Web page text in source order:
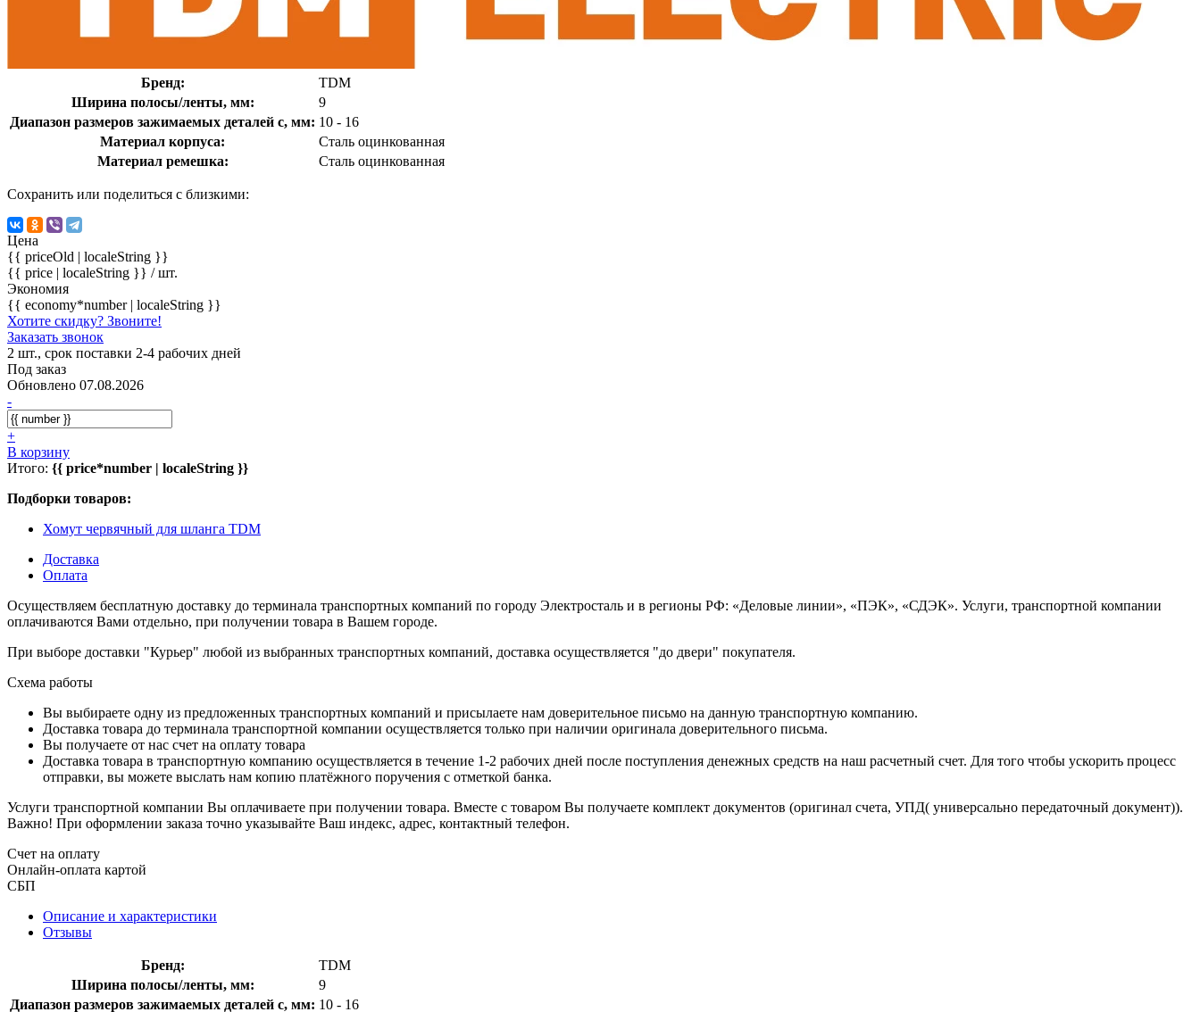
Бренд:
TDM
Ширина полосы/ленты, мм:
9
Диапазон размеров зажимаемых деталей с, мм: 10 - 16
Материал корпуса:
Сталь оцинкованная
Материал ремешка:
Сталь оцинкованная
Сохранить или поделиться с близкими:
Цена
{{ priceOld | localeString }}
{{ price | localeString }} / шт.
Экономия
{{ economy*number | localeString }}
Хотите скидку? Звоните!
Заказать звонок
2 шт., срок поставки 2-4 рабочих дней
Под заказ
Обновлено 07.08.2026
-
+
В корзину
Итого: {{ price*number | localeString }}
Подборки товаров:
Хомут червячный для шланга TDM
Доставка
Оплата
Осуществляем бесплатную доставку до терминала транспортных компаний по городу Электросталь и в регионы РФ: «Деловые линии», «ПЭК», «СДЭК». Услуги, транспортной компании
оплачиваются Вами отдельно, при получении товара в Вашем городе.
При выборе доставки "Курьер" любой из выбранных транспортных компаний, доставка осуществляется "до двери" покупателя.
Схема работы
Вы выбираете одну из предложенных транспортных компаний и присылаете нам доверительное письмо на данную транспортную компанию.
Доставка товара до терминала транспортной компании осуществляется только при наличии оригинала доверительного письма.
Вы получаете от нас счет на оплату товара
Доставка товара в транспортную компанию осуществляется в течение 1-2 рабочих дней после поступления денежных средств на наш расчетный счет. Для того чтобы ускорить процесс
отправки, вы можете выслать нам копию платёжного поручения с отметкой банка.
Услуги транспортной компании Вы оплачиваете при получении товара. Вместе с товаром Вы получаете комплект документов (оригинал счета, УПД( универсально передаточный документ)).
Важно! При оформлении заказа точно указывайте Ваш индекс, адрес, контактный телефон.
Счет на оплату
Онлайн-оплата картой
СБП
Описание и характеристики
Отзывы
Бренд:
TDM
Ширина полосы/ленты, мм:
9
Диапазон размеров зажимаемых деталей с, мм: 10 - 16